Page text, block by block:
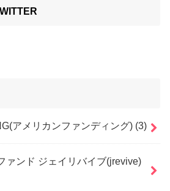
アメリカンファンディング) (3)
ァンド ジェイリバイブ(jrevive)